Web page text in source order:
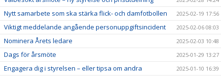
Nytt samarbete som ska stärka flick- och damfotbollen 2025-02-19 17:56
Viktigt meddelande angående personuppgiftsincident 2025-02-06 08:03
Nominera Årets ledare 2025-02-03 10:48
Dags för årsmöte 2025-01-29 13:27
Engagera dig i styrelsen – eller tipsa om andra 2025-01-10 16:39